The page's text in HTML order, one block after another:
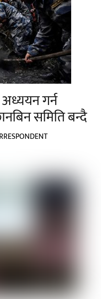
अध्ययन गर्न
समिति बन्दै